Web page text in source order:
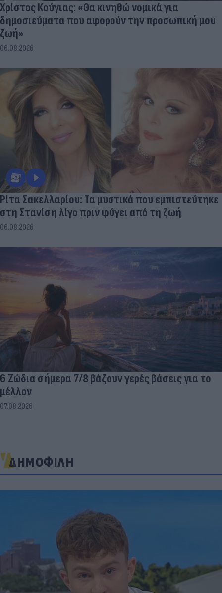
Χρίστος Κούγιας: «Θα κινηθώ νομικά για
δημοσιεύματα που αφορούν την προσωπική μου
ζωή»
06.08.2026
Ρίτα Σακελλαρίου: Τα μυστικά που εμπιστεύτηκε
στη Στανίση λίγο πριν φύγει από τη ζωή
06.08.2026
6 Ζώδια σήμερα 7/8 βάζουν γερές βάσεις για το
μέλλον
07.08.2026
ΔΗΜΟΦΙΛΗ